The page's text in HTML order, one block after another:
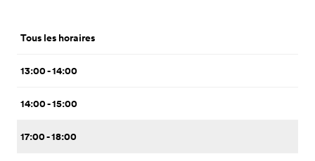
Tous les horaires
13:00 - 14:00
14:00 - 15:00
17:00 - 18:00